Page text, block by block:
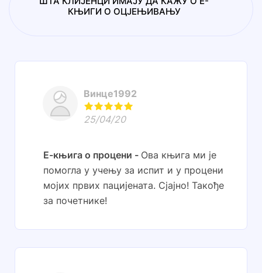
КЊИГИ О ОЦЈЕЊИВАЊУ
Винце1992
25/04/20
Е-књига о процени
Ова књига ми је
помогла у учењу за испит и у процени
мојих првих пацијената. Сјајно! Такође
за почетнике!